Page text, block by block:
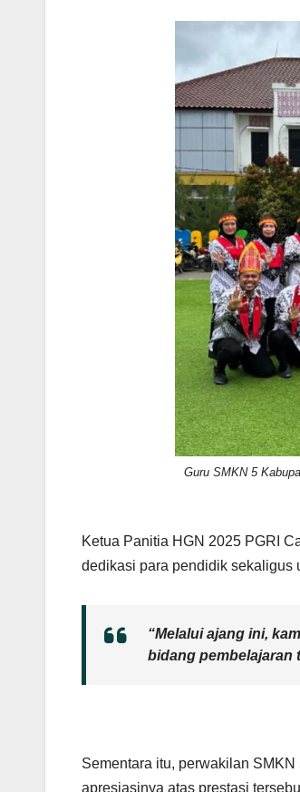
Guru SMKN 5
Ketua Panitia HGN 2025 PGRI
dedikasi para pendidik sekaligus
“Melalui ajang ini,
bidang pembelajaran
Sementara itu, perwakilan
apresiasinya atas prestasi